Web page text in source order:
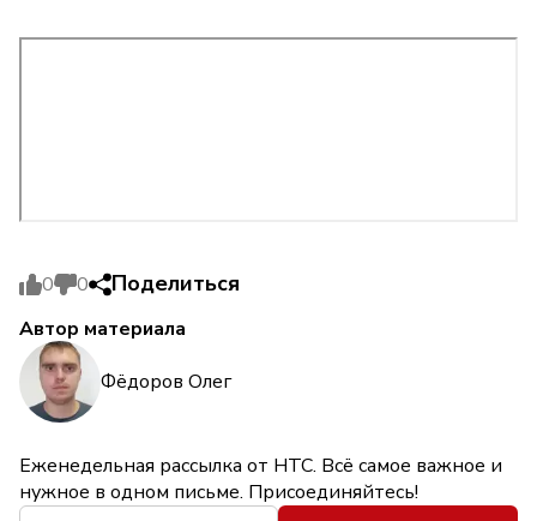
0 0 Поделиться
Автор материала
Фёдоров Олег
Еженедельная рассылка от НТС. Всё самое важное и
нужное в одном письме. Присоединяйтесь!